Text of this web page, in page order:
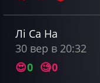
Лі Са На
30 вер в 20:32
😍0 🧐0